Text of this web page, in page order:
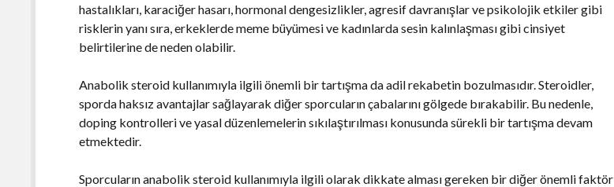
hastalıkları, karaciğer hasarı, hormonal dengesizlikler, agresif davranışlar ve psikolojik etkiler gibi
risklerin yanı sıra, erkeklerde meme büyümesi ve kadınlarda sesin kalınlaşması gibi cinsiyet
belirtilerine de neden olabilir.
Anabolik steroid kullanımıyla ilgili önemli bir tartışma da adil rekabetin bozulmasıdır. Steroidler,
sporda haksız avantajlar sağlayarak diğer sporcuların çabalarını gölgede bırakabilir. Bu nedenle,
doping kontrolleri ve yasal düzenlemelerin sıkılaştırılması konusunda sürekli bir tartışma devam
etmektedir.
Sporcuların anabolik steroid kullanımıyla ilgili olarak dikkate alması gereken bir diğer önemli faktör